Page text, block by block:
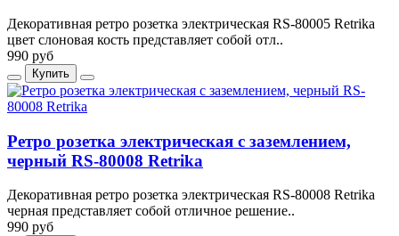
Декоративная ретро розетка электрическая RS-80005 Retrika
цвет слоновая кость представляет собой отл..
990 руб
Купить
Ретро розетка электрическая с заземлением,
черный RS-80008 Retrika
Декоративная ретро розетка электрическая RS-80008 Retrika
черная представляет собой отличное решение..
990 руб